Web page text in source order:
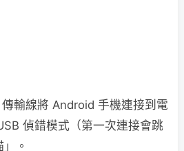
輸線將 Android 手機連接到電
偵錯模式（第一次連接會跳
。